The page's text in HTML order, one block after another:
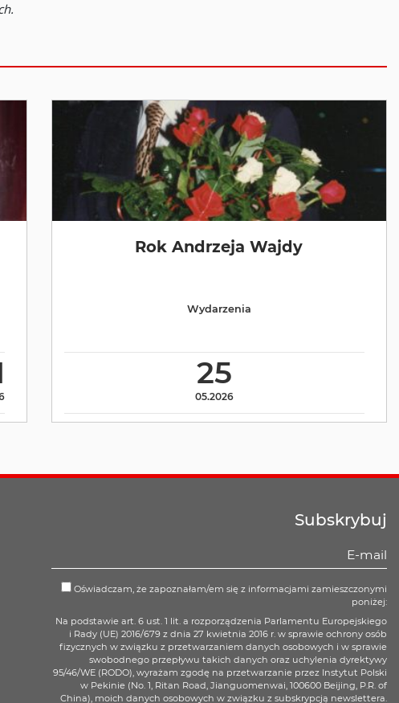
Rok Andrzeja Wajdy
25
05.2026
Wydarzenia
Subskrybuj
Oświadczam, że zapoznałam/em się z informacjami zamieszczonymi
poniżej:
Na podstawie art. 6 ust. 1 lit. a rozporządzenia Parlamentu Europejskiego
i Rady (UE) 2016/679 z dnia 27 kwietnia 2016 r. w sprawie ochrony osób
fizycznych w związku z przetwarzaniem danych osobowych i w sprawie
swobodnego przepływu takich danych oraz uchylenia dyrektywy
95/46/WE (RODO), wyrażam zgodę na przetwarzanie przez Instytut Polski
w Pekinie (No. 1, Ritan Road, Jianguomenwai, 100600 Beijing, P.R. of
China), moich danych osobowych w związku z subskrypcją newslettera.